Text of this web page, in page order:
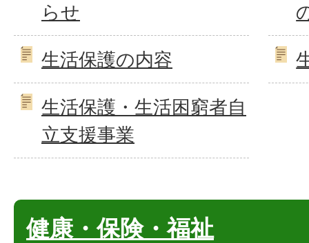
らせ
生活保護の内容
生活保護・生活困窮者自
立支援事業
健康・保険・福祉